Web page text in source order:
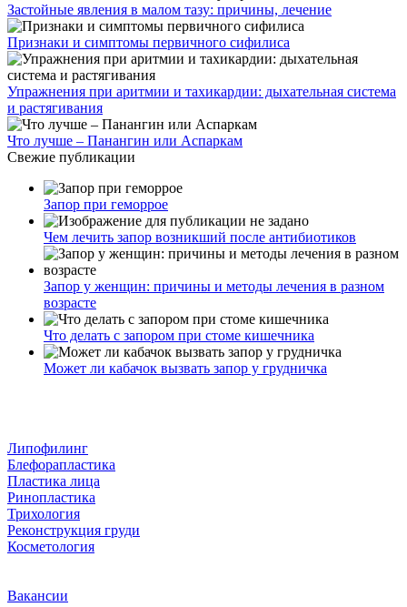
Застойные явления в малом тазу: причины, лечение
Признаки и симптомы первичного сифилиса
Упражнения при аритмии и тахикардии: дыхательная система
и растягивания
Что лучше – Панангин или Аспаркам
Свежие публикации
Запор при геморрое
Чем лечить запор возникший после антибиотиков
Запор у женщин: причины и методы лечения в разном
возрасте
Что делать с запором при стоме кишечника
Может ли кабачок вызвать запор у грудничка
Липофилинг
Блефорапластика
Пластика лица
Ринопластика
Трихология
Реконструкция груди
Косметология
Вакансии